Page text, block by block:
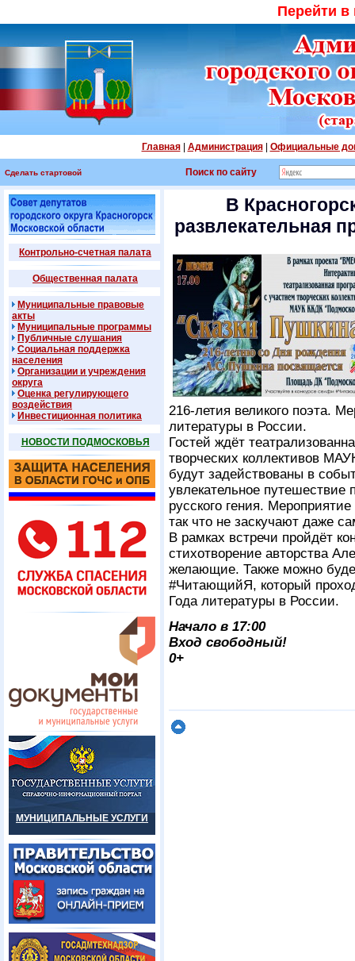
Перейти
Главная| Администрация| Официальные
Сделать стартовой Поиск по сайту
Контрольно-счетная палата
Общественная палата
Муниципальные правовые
акты
Муниципальные программы
Публичные слушания
Социальная поддержка
населения
Организации и учреждения
округа
Оценка регулирующего
воздействия
Инвестиционная политика
НОВОСТИ ПОДМОСКОВЬЯ
МУНИЦИПАЛЬНЫЕ УСЛУГИ
В
развлекательная
216-летия великого поэта.
литературы в России.
Гостей ждёт
творческих коллективов
будут задействованы в
увлекательное
русского гения.
так что не заскучают даже
В рамках встречи пройдёт
стихотворение авторства
желающие. Также можно
#ЧитающийЯ, который
Года литературы в России.
Начало в 17:00
Вход свободный!
0+